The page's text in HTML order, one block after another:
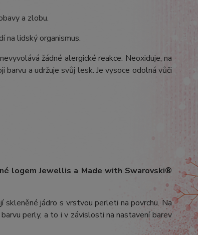
a zlobu.
na lidský organismus.
žádné alergické reakce. Neoxiduje, na
a udržuje svůj lesk. Je vysoce odolná vůči
logem Jewellis a Made with Swarovski®
skleněné jádro s vrstvou perleti na povrchu. Na
perly, a to i v závislosti na nastavení barev